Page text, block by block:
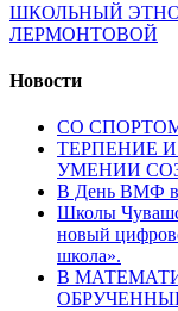
ШКОЛЬНЫЙ
ЛЕРМОНТОВОЙ
Новости
СО
ТЕРПЕНИЕ
УМЕНИИ
В День ВМФ
Школы
новый
школа».
В